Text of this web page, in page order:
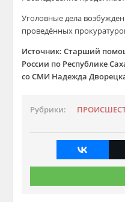
Уголовные дела
проведённых
Источник: Старший
России по Республике
со СМИ Надежда
Рубрики: